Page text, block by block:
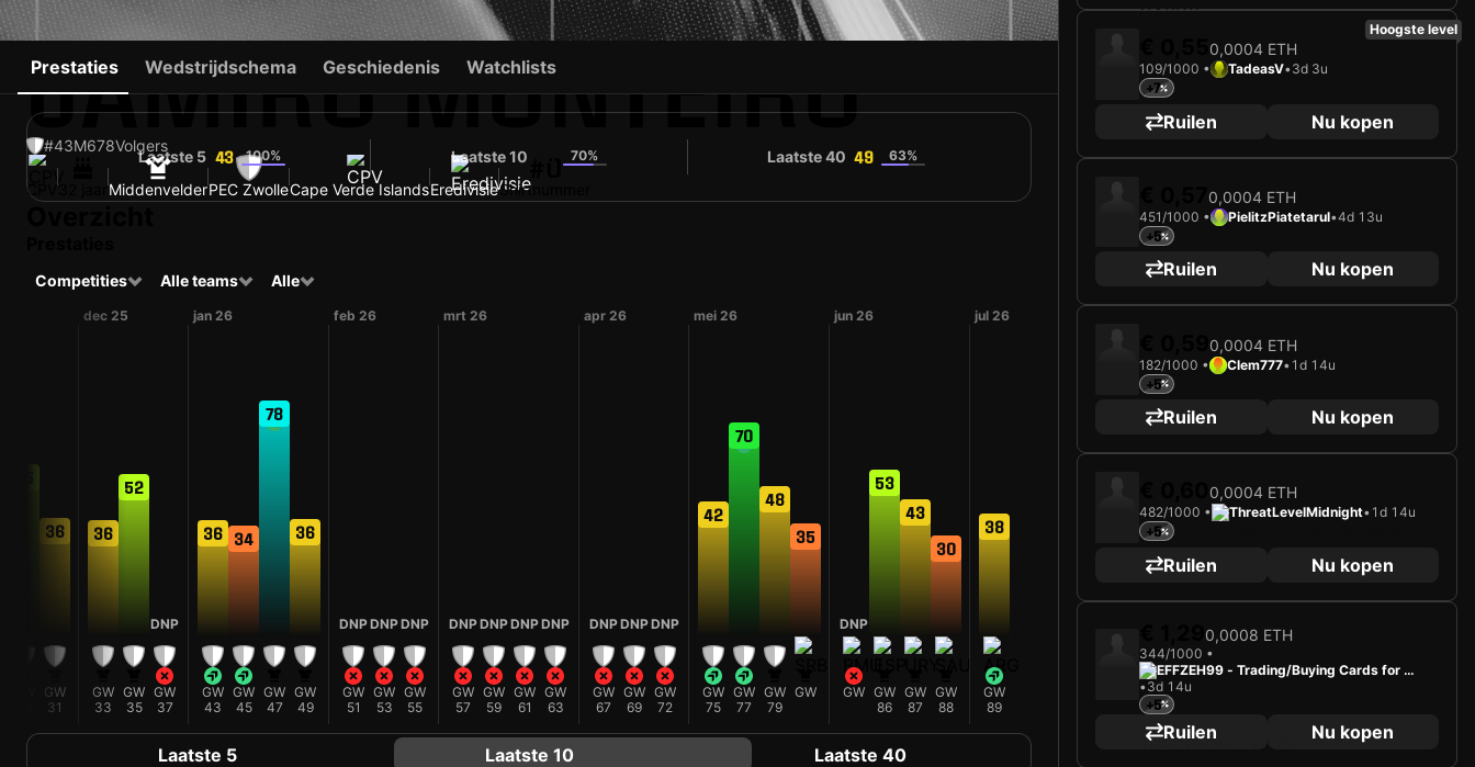
JAMIRO MONTEIRO
#43M678Volgers
CPV MiddenvelderPEC ZwolleCape Verde IslandsEredivisieShirtnummer
Prestaties Wedstrijdschema Geschiedenis Watchlists
Laatste 5 43 100% Laatste 10 70% Laatste 40 49 63%
Competities Alle teams Alle
36
GW
31
dec 25
36
GW
33
52
GW
35
DNP
GW
37
jan 26
36
GW
43
34
GW
45
78
GW
47
36
GW
49
feb 26
DNP
GW
51
DNP
GW
53
DNP
GW
55
mrt 26
DNP
GW
57
DNP
GW
59
DNP
GW
61
DNP
GW
63
apr 26
DNP
GW
67
DNP
GW
69
DNP
GW
72
mei 26
42
GW
75
70
GW
77
48
GW
79
35
GW
jun 26
DNP
GW
53
GW
86
43
GW
87
30
GW
88
jul 26
38
GW
89
Laatste 5 Laatste 10 Laatste 40
Hoogste level
0,0004 ETH
109/1000 • TadeasV•3d 3u
+7
Ruilen Nu kopen
0,0004 ETH
451/1000 • PielitzPiatetarul•4d 13u
+5
Ruilen Nu kopen
0,0004 ETH
182/1000 • Clem777• 1d 14u
+5
Ruilen Nu kopen
0,0004 ETH
482/1000 • ThreatLevelMidnight• 1d 14u
+5
Ruilen Nu kopen
0,0008 ETH
344/1000 •
EFFZEH99 - Trading/Buying Cards for Fu
n
•3d 14u
+5
Ruilen Nu kopen